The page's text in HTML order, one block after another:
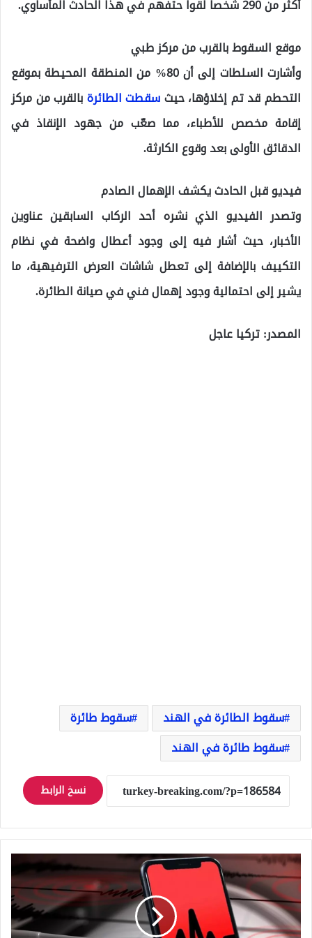
أكثر من 290 شخصاً لقوا حتفهم في هذا الحادث المأساوي.
موقع السقوط بالقرب من مركز طبي
وأشارت السلطات إلى أن 80% من المنطقة المحيطة بموقع
التحطم قد تم إخلاؤها، حيثسقطت الطائرةبالقرب من مركز
إقامة مخصص للأطباء، مما صعّب من جهود الإنقاذ في
الدقائق الأولى بعد وقوع الكارثة.
فيديو قبل الحادث يكشف الإهمال الصادم
وتصدر الفيديو الذي نشره أحد الركاب السابقين عناوين
الأخبار، حيث أشار فيه إلى وجود أعطال واضحة في نظام
التكييف بالإضافة إلى تعطل شاشات العرض الترفيهية، ما
يشير إلى احتمالية وجود إهمال فني في صيانة الطائرة.
المصدر: تركيا عاجل
سقوط الطائرة في الهند
سقوط طائرة
سقوط طائرة في الهند
نسخ الرابط
هزة
أرضية
في
منتصف
الليل
تفزع